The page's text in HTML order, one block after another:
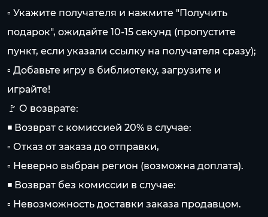
▫ Укажите получателя и нажмите "Получить
подарок", ожидайте 10-15 секунд (пропустите
пункт, если указали ссылку на получателя сразу);
▫ Добавьте игру в библиотеку, загрузите и
играйте!
🚩 О возврате:
◾ Возврат с комиссией 20% в случае:
▫ Отказ от заказа до отправки,
▫ Неверно выбран регион (возможна доплата).
◾ Возврат без комиссии в случае:
▫ Невозможность доставки заказа продавцом.